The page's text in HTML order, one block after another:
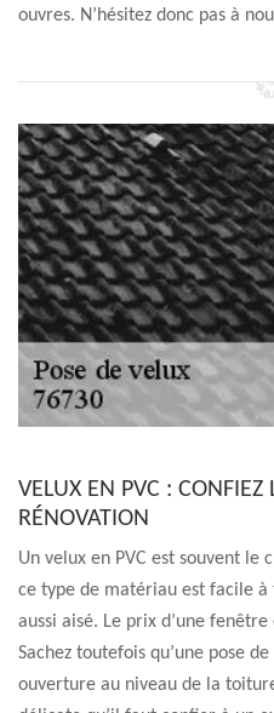
ouvres. N’hésitez donc pas à
VELUX EN PVC : CONFIEZ
RÉNOVATION
Un velux en PVC est souvent le
ce type de matériau est facile
aussi aisé. Le prix d’une
Sachez toutefois qu’une pose
ouverture au niveau de la